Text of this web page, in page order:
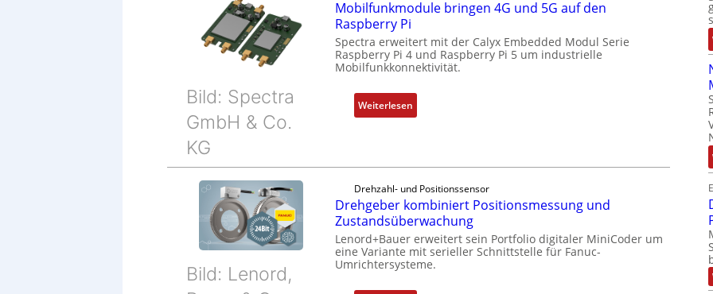
l
m
e
n
t
e
p
e
z
i
a
l
-
I
d
u
r
-
C
l
Bild: Spectra
GmbH & Co.
KG
Mobilfunkmodule bringen 4G und 5G auf den
Raspberry Pi
Spectra erweitert mit der Calyx Embedded Modul Serie
Raspberry Pi 4 und Raspberry Pi 5 um industrielle
Mobilfunkkonnektivität.
Weiterlesen:
M
i
l
f
u
n
k
m
o
Bild: Lenord,
Drehzahl- und Positionssensor
Drehgeber kombiniert Positionsmessung und
Zustandsüberwachung
Lenord+Bauer erweitert sein Portfolio digitaler MiniCoder um
eine Variante mit serieller Schnittstelle für Fanuc-
Umrichtersysteme.